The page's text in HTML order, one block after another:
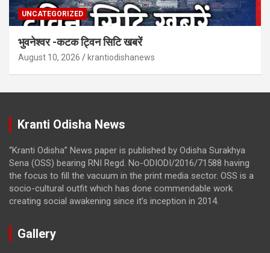
UNCATEGORIZED
भुवनेश्वर -कटक ट्विन सिटि खबरें
August 10, 2026 krantiodishanews
Kranti Odisha News
“Kranti Odisha” News paper is published by Odisha Surakhya
Sena (OSS) bearing RNI Regd. No-ODIODI/2016/71588 having
the focus to fill the vacuum in the print media sector. OSS is a
socio-cultural outfit which has done commendable work
creating social awakening since it’s inception in 2014.
Gallery